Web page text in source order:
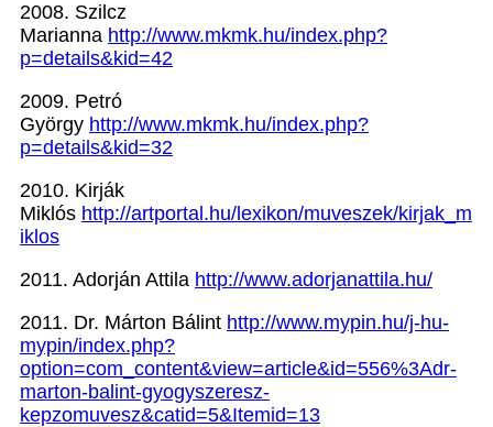
2008. Szilcz
Marianna http://www.mkmk.hu/index.php?
p=details&kid=42
2009. Petró
György http://www.mkmk.hu/index.php?
p=details&kid=32
2010. Kirják
Miklós http://artportal.hu/lexikon/muveszek/kirjak_m
iklos
2011. Adorján Attila http://www.adorjanattila.hu/
2011. Dr. Márton Bálint http://www.mypin.hu/j-hu-
mypin/index.php?
option=com_content&view=article&id=556%3Adr-
marton-balint-gyogyszeresz-
kepzomuvesz&catid=5&Itemid=13